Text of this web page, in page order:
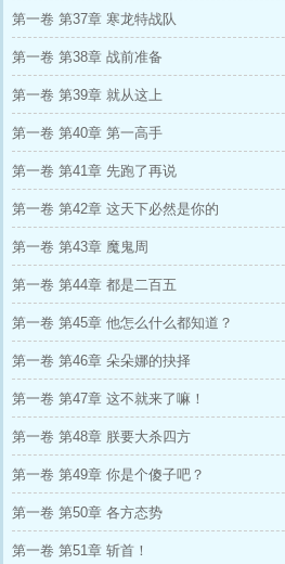
第一卷 第37章 寒龙特战队
第一卷 第38章 战前准备
第一卷 第39章 就从这上
第一卷 第40章 第一高手
第一卷 第41章 先跑了再说
第一卷 第42章 这天下必然是你的
第一卷 第43章 魔鬼周
第一卷 第44章 都是二百五
第一卷 第45章 他怎么什么都知道？
第一卷 第46章 朵朵娜的抉择
第一卷 第47章 这不就来了嘛！
第一卷 第48章 朕要大杀四方
第一卷 第49章 你是个傻子吧？
第一卷 第50章 各方态势
第一卷 第51章 斩首！